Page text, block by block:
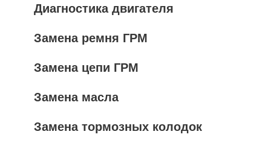
Диагностика двигателя
Замена ремня ГРМ
Замена цепи ГРМ
Замена масла
Замена тормозных колодок